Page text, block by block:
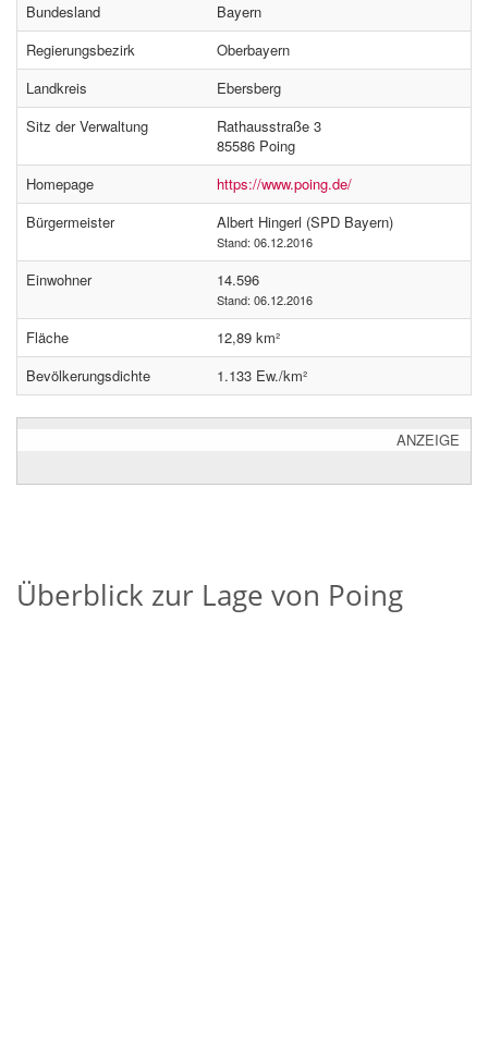
Bundesland
Bayern
Regierungsbezirk
Oberbayern
Landkreis
Ebersberg
Sitz der Verwaltung
Rathausstraße 3
85586 Poing
Homepage
https://www.poing.de/
Bürgermeister
Albert Hingerl (SPD Bayern)
Stand: 06.12.2016
Einwohner 14.596
Stand: 06.12.2016
Fläche
12,89 km²
Bevölkerungsdichte
1.133 Ew./km²
ANZEIGE
Überblick zur Lage von Poing